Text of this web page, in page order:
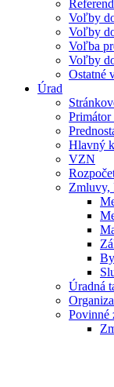
Voľby
Voľby
Voľba
Voľby
Ostatné
Úrad
Primátor
Hlavný
VZN
Zmluvy,
Úradná
Povinné